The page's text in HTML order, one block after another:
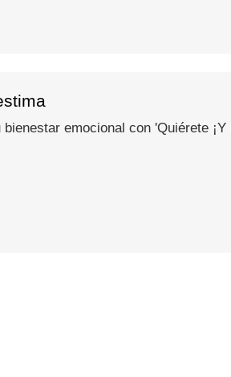
emocional con 'Quiérete